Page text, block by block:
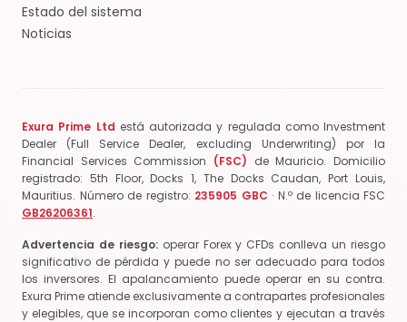
Estado del sistema
Noticias
Exura Prime Ltd está autorizada y regulada como Investment
Dealer (Full Service Dealer, excluding Underwriting) por la
Financial Services Commission (FSC) de Mauricio. Domicilio
registrado: 5th Floor, Docks 1, The Docks Caudan, Port Louis,
Mauritius. Número de registro: 235905 GBC · N.º de licencia FSC
GB26206361.
Advertencia de riesgo:operar Forex y CFDs conlleva un riesgo
significativo de pérdida y puede no ser adecuado para todos
los inversores. El apalancamiento puede operar en su contra.
Exura Prime atiende exclusivamente a contrapartes profesionales
y elegibles, que se incorporan como clientes y ejecutan a través